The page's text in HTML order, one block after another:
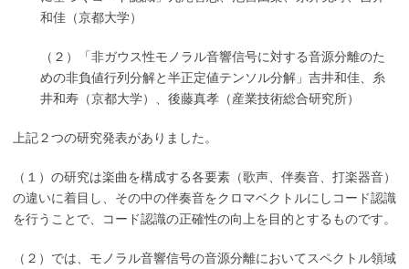
和佳（京都大学）
（２）「非ガウス性モノラル音響信号に対する音源分離のた
めの非負値行列分解と半正定値テンソル分解」吉井和佳、糸
井和寿（京都大学）、後藤真孝（産業技術総合研究所）
上記２つの研究発表がありました。
（１）の研究は楽曲を構成する各要素（歌声、伴奏音、打楽器音）
の違いに着目し、その中の伴奏音をクロマベクトルにしコード認識
を行うことで、コード認識の正確性の向上を目的とするものです。
（２）では、モノラル音響信号の音源分離においてスペクトル領域